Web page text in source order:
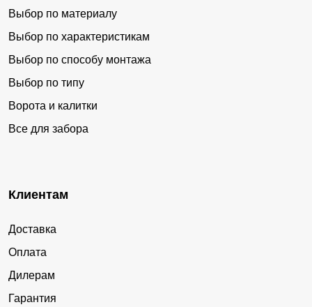
Выбор по материалу
Выбор по характеристикам
Выбор по способу монтажа
Выбор по типу
Ворота и калитки
Все для забора
Клиентам
Доставка
Оплата
Дилерам
Гарантия